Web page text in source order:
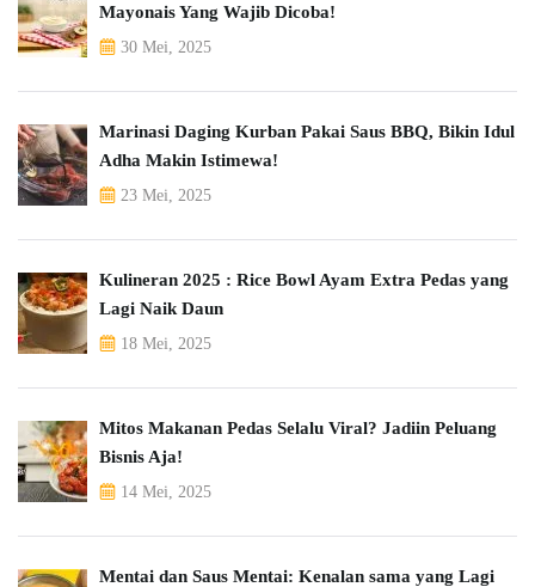
Mayonais Yang Wajib Dicoba!
30 Mei, 2025
Marinasi Daging Kurban Pakai Saus BBQ, Bikin Idul
Adha Makin Istimewa!
23 Mei, 2025
Kulineran 2025 : Rice Bowl Ayam Extra Pedas yang
Lagi Naik Daun
18 Mei, 2025
Mitos Makanan Pedas Selalu Viral? Jadiin Peluang
Bisnis Aja!
14 Mei, 2025
Mentai dan Saus Mentai: Kenalan sama yang Lagi